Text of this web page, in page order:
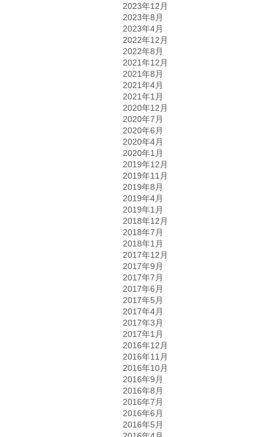
2023年12月
2023年8月
2023年4月
2022年12月
2022年8月
2021年12月
2021年8月
2021年4月
2021年1月
2020年12月
2020年7月
2020年6月
2020年4月
2020年1月
2019年12月
2019年11月
2019年8月
2019年4月
2019年1月
2018年12月
2018年7月
2018年1月
2017年12月
2017年9月
2017年7月
2017年6月
2017年5月
2017年4月
2017年3月
2017年1月
2016年12月
2016年11月
2016年10月
2016年9月
2016年8月
2016年7月
2016年6月
2016年5月